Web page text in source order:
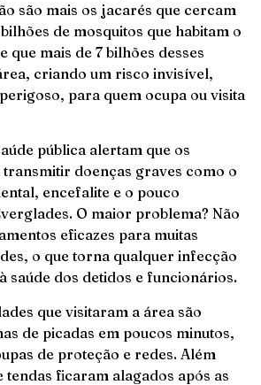
são mais os jacarés que cercam
de mosquitos que habitam o
que mais de 7 bilhões desses
criando um risco invisível,
para quem ocupa ou visita
pública alertam que os
doenças graves como o
encefalite e o pouco
O maior problema? Não
eficazes para muitas
o que torna qualquer infecção
saúde dos detidos e funcionários.
que visitaram a área são
de picadas em poucos minutos,
de proteção e redes. Além
tendas ficaram alagados após as